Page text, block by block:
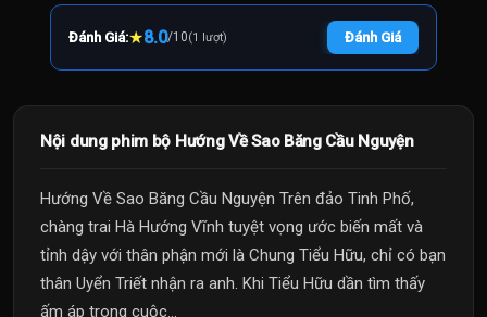
Đánh Giá:★8.0/10(1 lượt) Đánh Giá
Nội dung phim bộ Hướng Về Sao Băng Cầu Nguyện
Hướng Về Sao Băng Cầu Nguyện Trên đảo Tinh Phố,
chàng trai Hà Hướng Vĩnh tuyệt vọng ước biến mất và
tỉnh dậy với thân phận mới là Chung Tiểu Hữu, chỉ có bạn
thân Uyển Triết nhận ra anh. Khi Tiểu Hữu dần tìm thấy
ấm áp trong cuộc...